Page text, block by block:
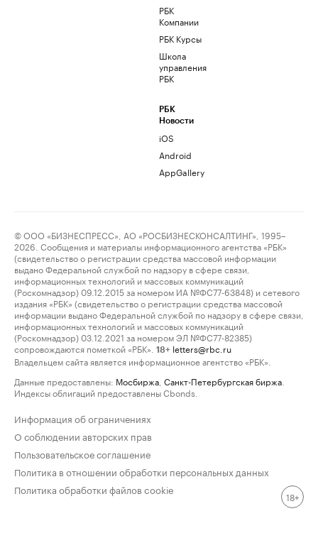
РБК
Компании
РБК Курсы
Школа
управления
РБК
РБК
Новости
iOS
Android
AppGallery
© ООО «БИЗНЕСПРЕСС», АО «РОСБИЗНЕСКОНСАЛТИНГ», 1995–
2026. Сообщения и материалы информационного агентства «РБК»
(свидетельство о регистрации средства массовой информации
выдано Федеральной службой по надзору в сфере связи,
информационных технологий и массовых коммуникаций
(Роскомнадзор) 09.12.2015 за номером ИА №ФС77-63848) и сетевого
издания «РБК» (свидетельство о регистрации средства массовой
информации выдано Федеральной службой по надзору в сфере связи,
информационных технологий и массовых коммуникаций
(Роскомнадзор) 03.12.2021 за номером ЭЛ №ФС77-82385)
сопровождаются пометкой «РБК».
18+ letters@rbc.ru
Владельцем сайта является информационное агентство «РБК».
Данные предоставлены: Мосбиржа Санкт-Петербургская биржа
Индексы облигаций предоставлены Cbonds.
Информация об ограничениях
О соблюдении авторских прав
Пользовательское соглашение
Политика в отношении обработки персональных данных
Политика обработки файлов cookie
18+